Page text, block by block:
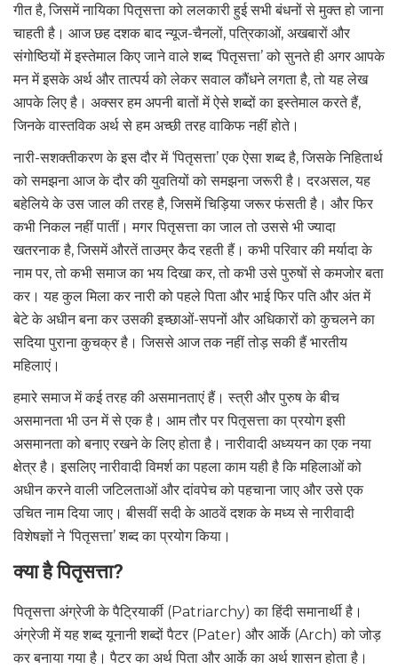
गीत है, जिसमें नायिका पितृसत्ता को ललकारी हुई सभी बंधनों से मुक्त हो जाना
चाहती है। आज छह दशक बाद न्यूज-चैनलों, पत्रिकाओं, अखबारों और
संगोष्ठियों में इस्तेमाल किए जाने वाले शब्द ‘पितृसत्ता’ को सुनते ही अगर आपके
मन में इसके अर्थ और तात्पर्य को लेकर सवाल कौंधने लगता है, तो यह लेख
आपके लिए है। अक्सर हम अपनी बातों में ऐसे शब्दों का इस्तेमाल करते हैं,
जिनके वास्तविक अर्थ से हम अच्छी तरह वाकिफ नहीं होते।
नारी-सशक्तीकरण के इस दौर में ‘पितृसत्ता’ एक ऐसा शब्द है, जिसके निहितार्थ
को समझना आज के दौर की युवतियों को समझना जरूरी है। दरअसल, यह
बहेलिये के उस जाल की तरह है, जिसमें चिड़िया जरूर फंसती है। और फिर
कभी निकल नहीं पातीं। मगर पितृसत्ता का जाल तो उससे भी ज्यादा
खतरनाक है, जिसमें औरतें ताउम्र कैद रहती हैं। कभी परिवार की मर्यादा के
नाम पर, तो कभी समाज का भय दिखा कर, तो कभी उसे पुरुषों से कमजोर बता
कर। यह कुल मिला कर नारी को पहले पिता और भाई फिर पति और अंत में
बेटे के अधीन बना कर उसकी इच्छाओं-सपनों और अधिकारों को कुचलने का
सदिया पुराना कुचक्र है। जिससे आज तक नहीं तोड़ सकी हैं भारतीय
महिलाएं।
हमारे समाज में कई तरह की असमानताएं हैं। स्त्री और पुरुष के बीच
असमानता भी उन में से एक है। आम तौर पर पितृसत्ता का प्रयोग इसी
असमानता को बनाए रखने के लिए होता है। नारीवादी अध्ययन का एक नया
क्षेत्र है। इसलिए नारीवादी विमर्श का पहला काम यही है कि महिलाओं को
अधीन करने वाली जटिलताओं और दांवपेच को पहचाना जाए और उसे एक
उचित नाम दिया जाए। बीसवीं सदी के आठवें दशक के मध्य से नारीवादी
विशेषज्ञों ने ‘पितृसत्ता’ शब्द का प्रयोग किया।
क्या है पितृसत्ता?
पितृसत्ता अंग्रेजी के पैट्रियार्की (Patriarchy) का हिंदी समानार्थी है।
अंग्रेजी में यह शब्द यूनानी शब्दों पैटर (Pater) और आर्के (Arch) को जोड़
कर बनाया गया है। पैटर का अर्थ पिता और आर्के का अर्थ शासन होता है।